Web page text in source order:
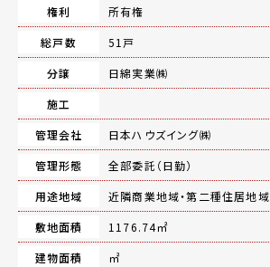
権利
所有権
総戸数
51戸
分譲
日綿実業㈱
施工
管理会社
日本ハウズイング㈱
管理形態
全部委託（日勤）
用途地域
近隣商業地域・第二種住居地域
敷地面積
1176.74㎡
建物面積
㎡